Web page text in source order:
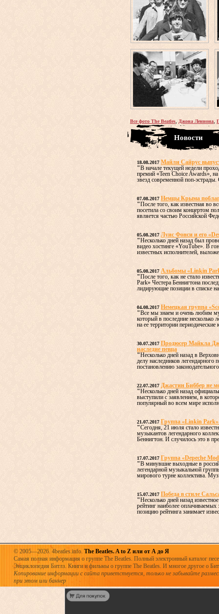
Все фото The Beatles, Джона Леннона,
Новости
18.08.2017 Майли Сайрус
"В начале текущей недели
премий «Teen Choice Awards»,
звезд современной поп-
07.08.2017 Немцы Крыма
"После того, как известная во
посетила со своим концертом
является частью Российской
05.08.2017 Луис Фонси и его
"Несколько дней назад был
видео хостинге «YouTube». В
известных исполнителей,
05.08.2017 Альбомы «Linkin
"После того, как не стало
Park» Честера Беннигтона
лидирующие позиции в списке
04.08.2017 Немецкая группа
"Все мы знаем и очень любим
который в последние несколько
на ее территории периодические
30.07.2017 Продюсер Майкла
наследие певца
"Несколько дней назад в
делу наследников
постановлению
22.07.2017 Джастин Биббер не
"Несколько дней назад
выступили с заявлением, в
популярный во всем мире
21.07.2017 Группа «Linkin Park»
"Сегодня, 21 июля стало
музыкантов легендарного
Беннигтон. И случилось это в
17.07.2017 Группа «Depeche
"В минувшие выходные в
легендарной музыкальной
мирового турне коллектива.
15.07.2017 Победа в стиле
"Несколько дней назад
рейтинг наиболее
позицию рейтинга занимает
© 2005—2026. 4beatles.info. The Beatles. A to Z или от А до Я
Самая полная информация о группе The Beatles. Полный электронный каталог
Энциклопедия Битлз. Книги и фильмы о группе The Beatles. И многое другое о
Копирование информации с сайта приветствуется, только не забывайте
при этом или баннер